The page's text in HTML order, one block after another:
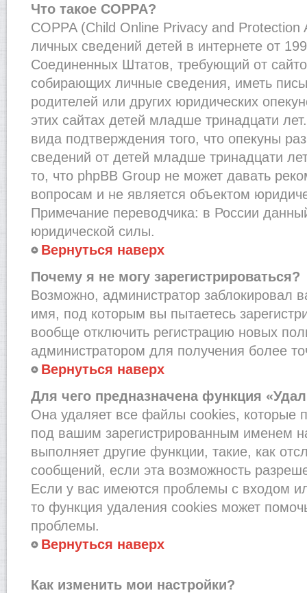
Что такое COPPA?
COPPA (Child Online Privacy and Protection
личных сведений детей в интернете от
Соединенных Штатов, требующий от
собирающих личные сведения, иметь
родителей или других юридических
этих сайтах детей младше тринадцати
вида подтверждения того, что опекуны
сведений от детей младше тринадцати
то, что phpBB Group не может давать
вопросам и не является объектом
Примечание переводчика: в России
юридической силы.
Вернуться наверх
Почему я не могу зарегистрироваться?
Возможно, администратор заблокировал
имя, под которым вы пытаетесь
вообще отключить регистрацию новых
администратором для получения более
Вернуться наверх
Для чего предназначена функция
Она удаляет все файлы cookies, которые
под вашим зарегистрированным именем
выполняет другие функции, такие, как
сообщений, если эта возможность
Если у вас имеются проблемы с входом
то функция удаления cookies может
проблемы.
Вернуться наверх
Как изменить мои настройки?